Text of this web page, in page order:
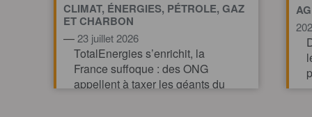
CLIMAT, ÉNERGIES, PÉTROLE, GAZ
ET CHARBON
—23 juillet 2026
TotalEnergies s’enrichit, la
France suffoque : des ONG
appellent à taxer les géants du